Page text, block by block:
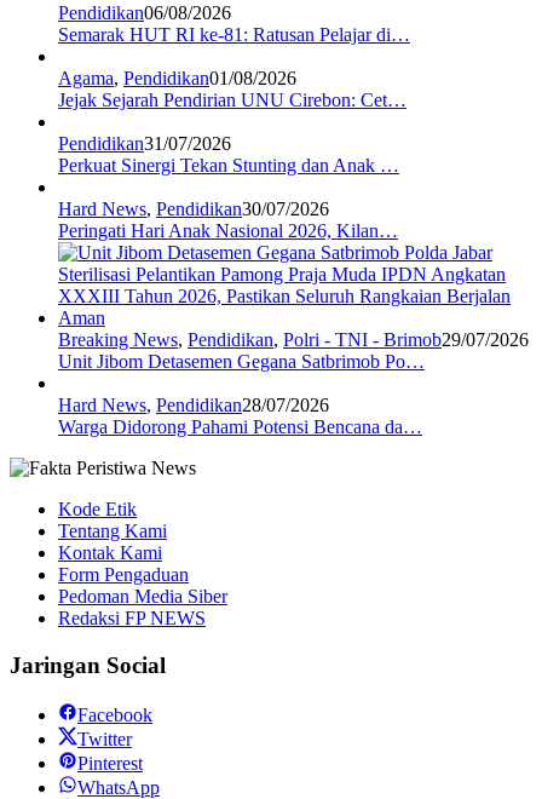
Pendidikan06/08/2026
Semarak HUT RI ke-81: Ratusan Pelajar di…
Agama, Pendidikan01/08/2026
Jejak Sejarah Pendirian UNU Cirebon: Cet…
Pendidikan31/07/2026
Perkuat Sinergi Tekan Stunting dan Anak …
Hard News, Pendidikan30/07/2026
Peringati Hari Anak Nasional 2026, Kilan…
Breaking News, Pendidikan, Polri - TNI - Brimob29/07/2026
Unit Jibom Detasemen Gegana Satbrimob Po…
Hard News, Pendidikan28/07/2026
Warga Didorong Pahami Potensi Bencana da…
Kode Etik
Tentang Kami
Kontak Kami
Form Pengaduan
Pedoman Media Siber
Redaksi FP NEWS
Jaringan Social
Facebook
Twitter
Pinterest
WhatsApp